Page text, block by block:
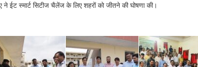
ईट स्मार्ट सिटीज चैलेंज के लिए शहरों को जीतने की घोषणा की।